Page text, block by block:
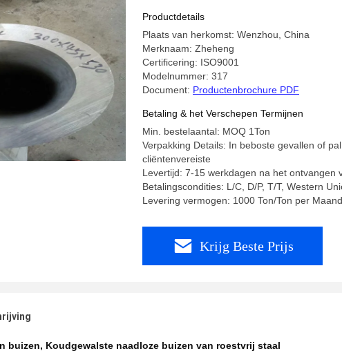
Productdetails
Plaats van herkomst: Wenzhou, China
Merknaam: Zheheng
Certificering: ISO9001
Modelnummer: 317
Document: Productenbrochure PDF
Betaling & het Verschepen Termijnen
Min. bestelaantal: MOQ 1Ton
Verpakking Details: In beboste gevallen of
cliëntenvereiste
Levertijd: 7-15 werkdagen na het ontvangen
Betalingscondities: L/C, D/P, T/T, Western
Levering vermogen: 1000 Ton/Ton per Maand
Krijg Beste Prijs
buizen, Koudgewalste naadloze buizen van roestvrij staal